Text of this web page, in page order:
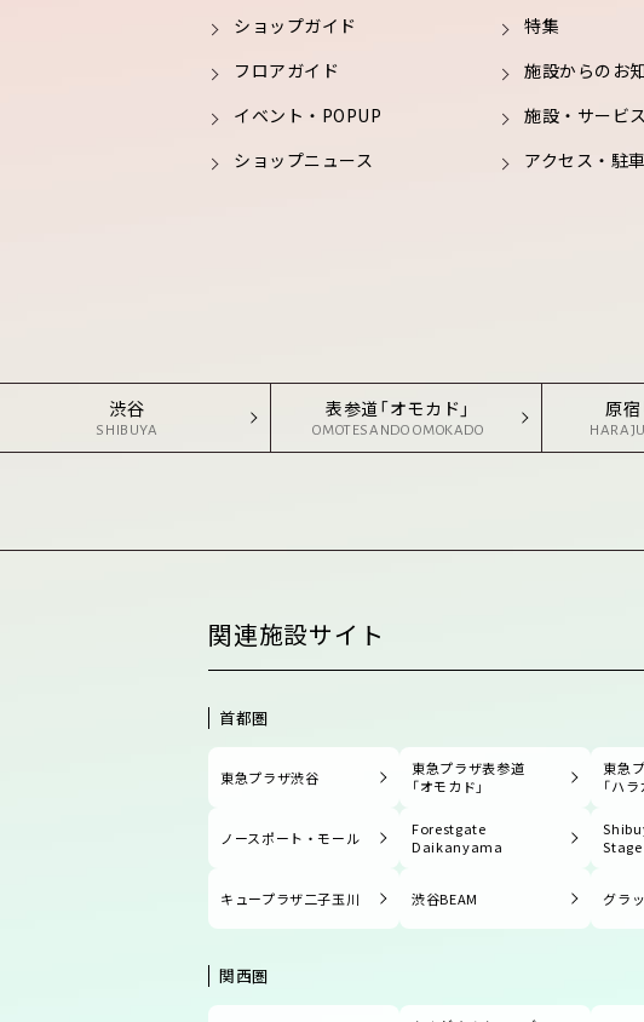
ショップガイド
フロアガイド
イベント・POPUP
ショップニュース
特集
施設からのお
施設・サービ
アクセス・駐
渋谷
SHIBUYA
表参道「オモカド」
OMOTESANDO OMOKADO
原宿
関連施設サイト
首都圏
東急プラザ渋谷
東急プラザ表参道
「オモカド」
東急
「ハラ
ノースポート・モール
Forestgate
Daikanyama
Stage
キュープラザ二子玉川 渋谷BEAM グラ
関西圏